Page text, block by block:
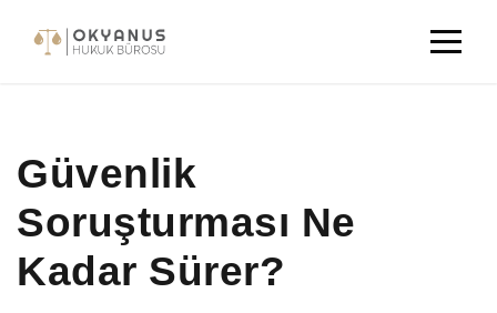
Güvenlik
Soruşturması Ne
Kadar Sürer?